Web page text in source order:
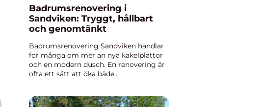
Badrumsrenovering i
Sandviken: Tryggt, hållbart
och genomtänkt
Badrumsrenovering Sandviken handlar
för många om mer än nya kakelplattor
och en modern dusch. En renovering är
ofta ett sätt att öka både